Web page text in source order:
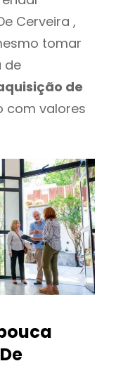
Cerveira ,
tomar
de
de
com valores